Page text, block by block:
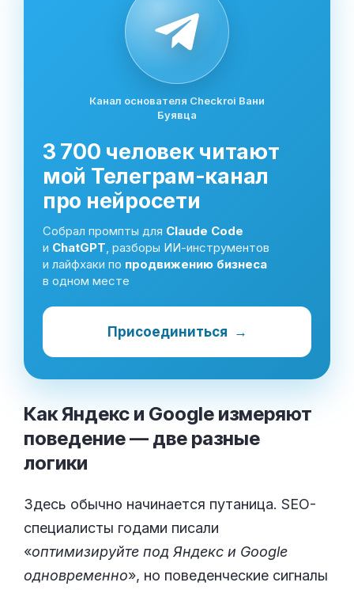
Канал основателя Checkroi Вани
Буявца
3 700 человек читают
мой Телеграм-канал
про нейросети
Собрал промпты для Claude Code
и ChatGPT , разборы ИИ-инструментов
и лайфхаки по продвижению бизнеса
в одном месте
Присоединиться →
Как Яндекс и Google измеряют
поведение — две разные
логики
Здесь обычно начинается путаница. SEO-
специалисты годами писали
«оптимизируйте под Яндекс и Google
одновременно», но поведенческие сигналы